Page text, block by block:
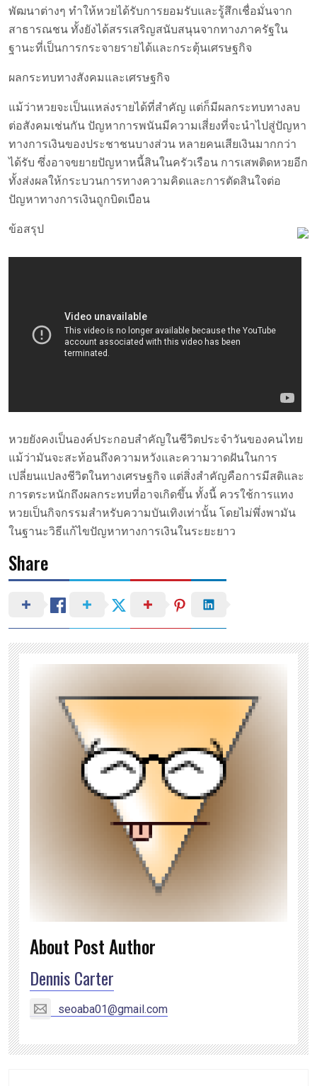
พัฒนาต่างๆ ทำให้หวยได้รับการยอมรับและรู้สึกเชื่อมั่นจาก
สาธารณชน ทั้งยังได้สรรเสริญสนับสนุนจากทางภาครัฐใน
ฐานะที่เป็นการกระจายรายได้และกระตุ้นเศรษฐกิจ
ผลกระทบทางสังคมและเศรษฐกิจ
แม้ว่าหวยจะเป็นแหล่งรายได้ที่สำคัญ แต่ก็มีผลกระทบทางลบ
ต่อสังคมเช่นกัน ปัญหาการพนันมีความเสี่ยงที่จะนำไปสู่ปัญหา
ทางการเงินของประชาชนบางส่วน หลายคนเสียเงินมากกว่า
ได้รับ ซึ่งอาจขยายปัญหาหนี้สินในครัวเรือน การเสพติดหวยอีก
ทั้งส่งผลให้กระบวนการทางความคิดและการตัดสินใจต่อ
ปัญหาทางการเงินถูกบิดเบือน
ข้อสรุป
หวยยังคงเป็นองค์ประกอบสำคัญในชีวิตประจำวันของคนไทย
แม้ว่ามันจะสะท้อนถึงความหวังและความวาดฝันในการ
เปลี่ยนแปลงชีวิตในทางเศรษฐกิจ แต่สิ่งสำคัญคือการมีสติและ
การตระหนักถึงผลกระทบที่อาจเกิดขึ้น ทั้งนี้ ควรใช้การแทง
หวยเป็นกิจกรรมสำหรับความบันเทิงเท่านั้น โดยไม่พึ่งพามัน
ในฐานะวิธีแก้ไขปัญหาทางการเงินในระยะยาว
Share
About Post Author
Dennis Carter
seoaba01@gmail.com